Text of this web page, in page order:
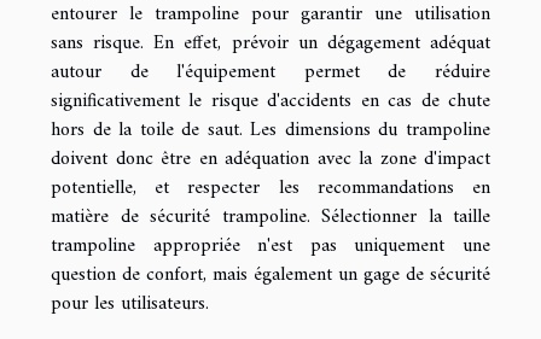
entourer le trampoline pour garantir une utilisation
sans risque. En effet, prévoir un dégagement adéquat
autour de l'équipement permet de réduire
significativement le risque d'accidents en cas de chute
hors de la toile de saut. Les dimensions du trampoline
doivent donc être en adéquation avec la zone d'impact
potentielle, et respecter les recommandations en
matière de sécurité trampoline. Sélectionner la taille
trampoline appropriée n'est pas uniquement une
question de confort, mais également un gage de sécurité
pour les utilisateurs.